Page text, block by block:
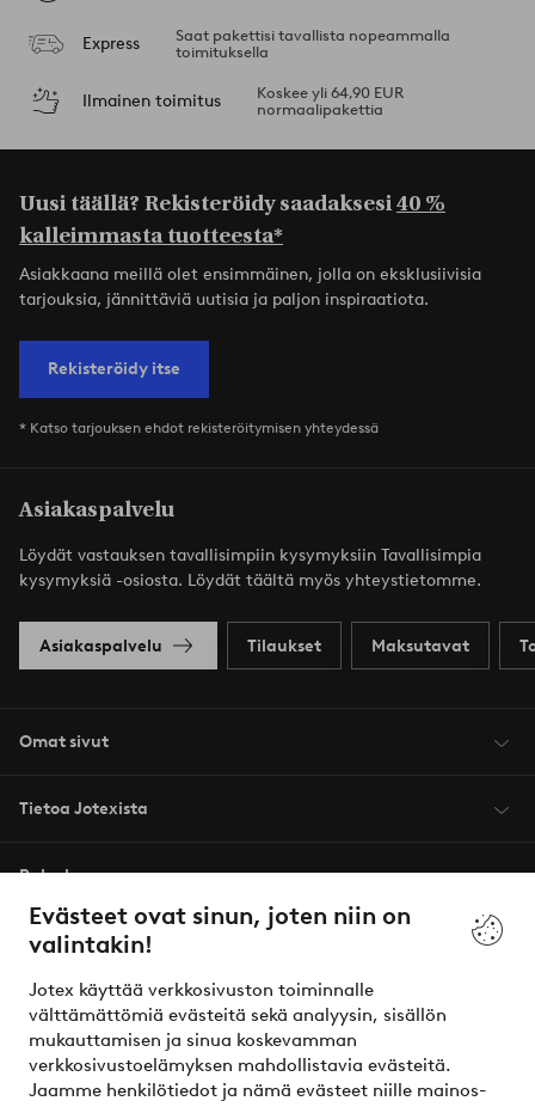
Evästeet ovat sinun, joten niin on
valintakin!
Jotex käyttää verkkosivuston toiminnalle
välttämättömiä evästeitä sekä analyysin, sisällön
mukauttamisen ja sinua koskevamman
verkkosivustoelämyksen mahdollistavia evästeitä.
Jaamme henkilötiedot ja nämä evästeet niille mainos-
Express
Saat pakettisi tavallista nopeammalla
toimituksella
Ilmainen toimitus
Koskee yli 64,90 EUR
normaalipakettia
Uusi täällä? Rekisteröidy saadaksesi40 %
kalleimmasta tuotteesta*
Asiakkaana meillä olet ensimmäinen, jolla on eksklusiivisia
tarjouksia, jännittäviä uutisia ja paljon inspiraatiota.
Rekisteröidy itse
* Katso tarjouksen ehdot rekisteröitymisen yhteydessä
Asiakaspalvelu
Löydät vastauksen tavallisimpiin kysymyksiin Tavallisimpia
kysymyksiä -osiosta. Löydät täältä myös yhteystietomme.
Asiakaspalvelu Tilaukset Maksutavat
Omat sivut
Tietoa Jotexista
Palvelumme
Ehdot
Ystävät